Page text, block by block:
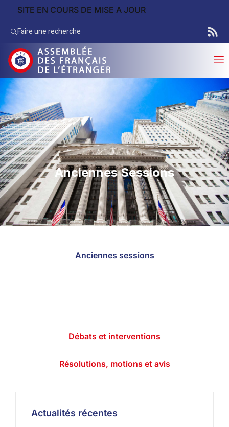
SITE EN COURS DE MISE A JOUR
Faire une recherche
Anciennes Sessions
Anciennes sessions
Débats et interventions
Résolutions, motions et avis
Actualités récentes